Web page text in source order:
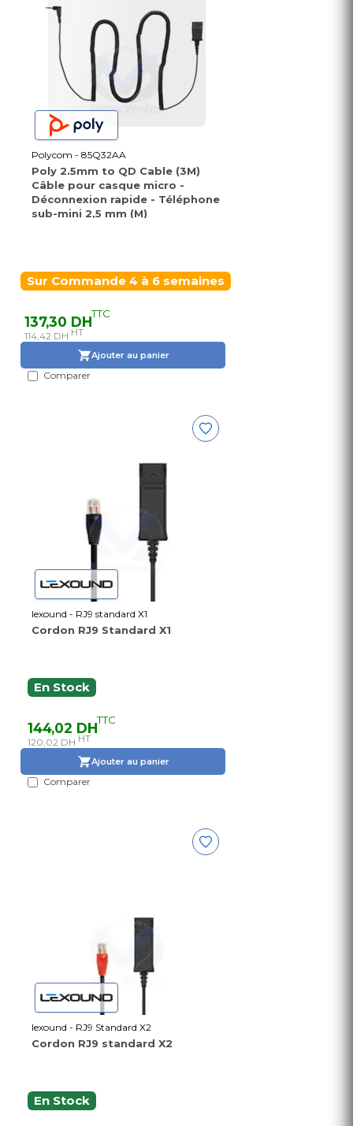
Polycom - 85Q32AA
Poly 2.5mm to QD Cable (3M)
Câble pour casque micro -
Déconnexion rapide - Téléphone
sub-mini 2,5 mm (M)
Sur Commande 4 à 6 semaines
137,30 DHTTC
114,42 DH HT
Ajouter au panier
Comparer
lexound - RJ9 standard X1
Cordon RJ9 Standard X1
En Stock
144,02 DHTTC
120,02 DH HT
Ajouter au panier
Comparer
lexound - RJ9 Standard X2
Cordon RJ9 standard X2
En Stock